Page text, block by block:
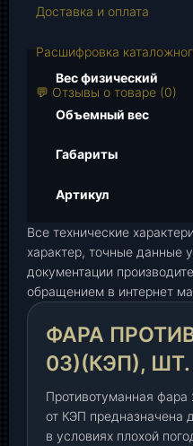
т
в
р
р
о
т
и
ж
л
т
Доставка и оплата
Расшифровка
💬 Отзывы о товаре (0)
Вес физический
Объемный вес
Габариты
Артикул
Все технические
характер, точные данные
документации
обращением в интернет
ФАРА
03)(КЭП), ШТ.
Противотуманная
от КЭП предназначена
в условиях плохой